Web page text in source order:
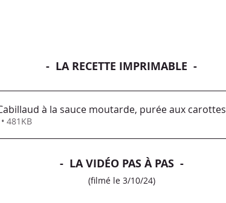
-  LA RECETTE IMPRIMABLE  -
à la sauce moutarde, purée aux carottes
481KB
-  LA VIDÉO PAS À PAS  -
(filmé le 3/10/24)